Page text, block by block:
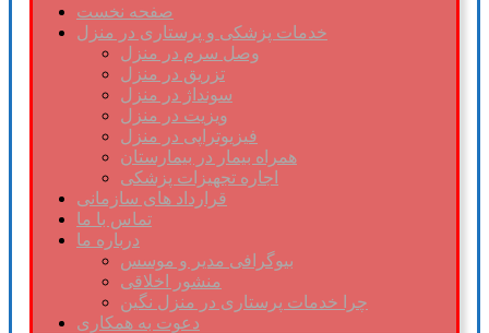
صفحه نخست
خدمات پزشکی و پرستاری در منزل
وصل سرم در منزل
تزریق در منزل
سونداژ در منزل
ویزیت در منزل
فیزیوتراپی در منزل
همراه بیمار در بیمارستان
اجاره تجهیزات پزشکی
قرارداد های سازمانی
تماس با ما
درباره ما
بیوگرافی مدیر و موسس
منشور اخلاقی
چرا خدمات پرستاری در منزل نگین
دعوت به همکاری